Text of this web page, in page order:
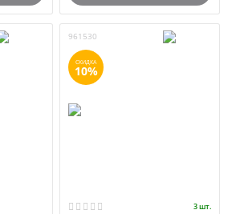
961530
СКИДКА
10%
3 шт.